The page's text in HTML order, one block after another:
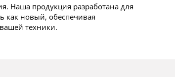
Наша продукция разработана для
как новый, обеспечивая
техники.